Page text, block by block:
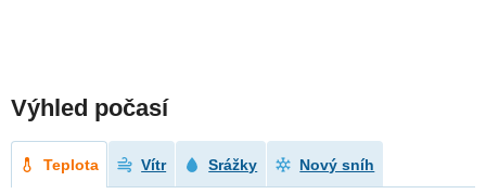
Výhled počasí
Teplota Vítr Srážky Nový sníh